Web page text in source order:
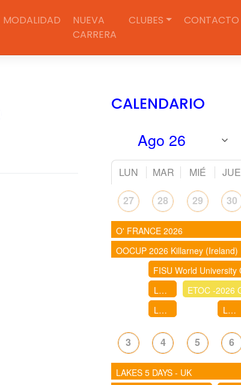
MODALIDAD
NUEVA
CARRERA
CLUBES CONTACTO
CALENDARIO
LUN MAR MIÉ JUE
27
O' FRANCE 2026
OOCUP 2026 Killarney (Ireland)
28
LLIGA D'ESTIU DE CURSES D'ORIENTACIÓ 2026- IGUALADA: BARRI DE FÀTIMA
LLIGA D'ESTIU 2026 - HOSTALRIC
29 30
LLIGA D'ESTIU 2026 - CALDES DE MALAVELLA
3
LAKES 5 DAYS - UK
4 5 6